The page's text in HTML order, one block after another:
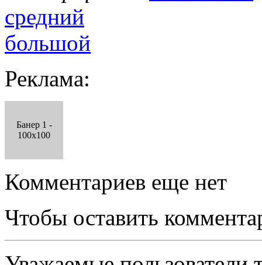
средний
большой
Реклама:
Банер 1 -
100x100
Комментариев еще нет
Чтобы оставить